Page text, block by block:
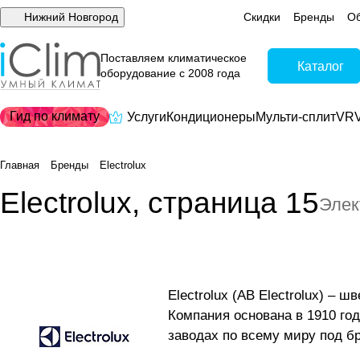
Нижний Новгород Скидки Бренды
Поставляем климатическое
оборудование с 2008 года
Каталог
Гид по климату УслугиКондиционерыМульти-сплит
Главная Бренды Electrolux
Electrolux, страница 15
Electrolux (AB Electrolux) –
Компания основана в 1910
заводах по всему миру под